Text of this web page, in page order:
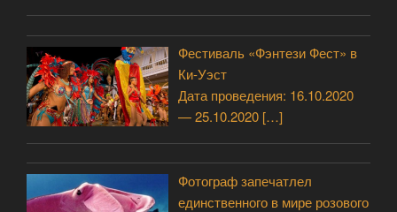
Фестиваль «Фэнтези Фест» в
Ки-Уэст
Дата проведения: 16.10.2020
— 25.10.2020 […]
Фотограф запечатлел
единственного в мире розового